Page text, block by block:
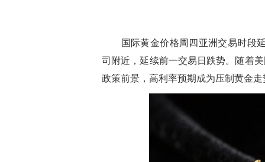
国际黄金价格周四亚洲交易时段延
司附近，延续前一交易日跌势。随着
政策前景，高利率预期成为压制黄金